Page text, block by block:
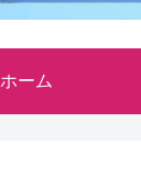
ホーム